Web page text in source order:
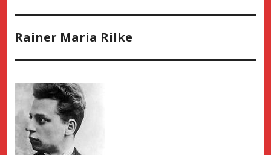
Rainer Maria Rilke